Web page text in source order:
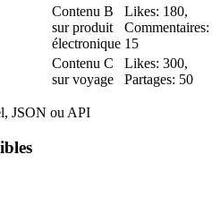
Contenu B
sur produit
électronique
Likes: 180,
Commentaires:
15
Contenu C
sur voyage
Likes: 300,
Partages: 50
JSON ou API